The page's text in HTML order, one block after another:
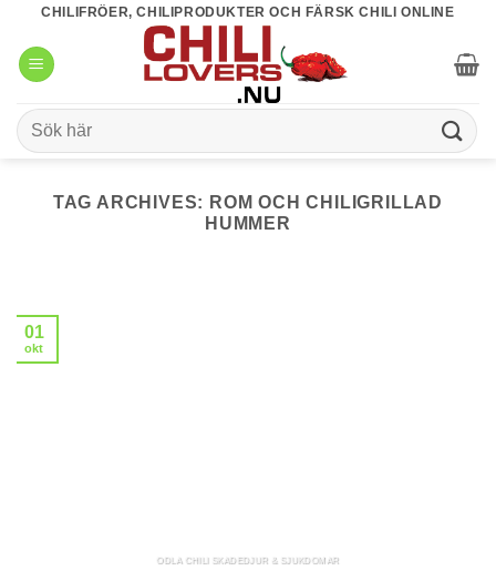
content
CHILIFRÖER, CHILIPRODUKTER OCH FÄRSK CHILI ONLINE
Sök
efter:
TAG ARCHIVES: ROM OCH CHILIGRILLAD
HUMMER
ODLA CHILI SKADEDJUR & SJUKDOMAR
01
okt